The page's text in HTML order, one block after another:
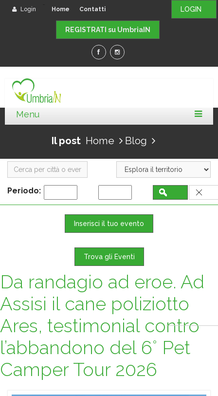
LOGIN
Login Home Contatti
REGISTRATI su UmbriaIN
Il post Home Blog
Periodo:
Inserisci il tuo evento
Trova gli Eventi
Da randagio ad eroe. Ad
Assisi il cane poliziotto
Ares, testimonial contro
l’abbandono del 6° Pet
Camper Tour 2026